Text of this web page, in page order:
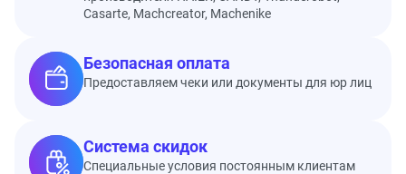
Casarte, Machcreator, Machenike
Безопасная оплата
Предоставляем чеки или документы для юр лиц
Система скидок
Специальные условия постоянным клиентам